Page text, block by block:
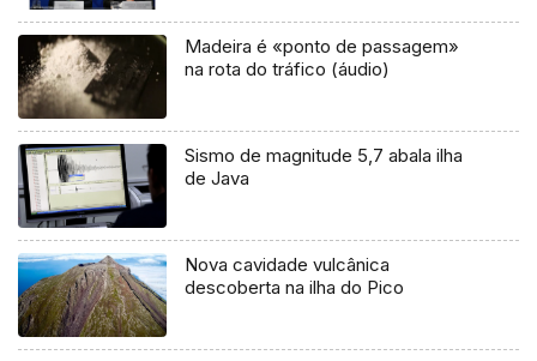
Madeira é «ponto de passagem»
na rota do tráfico (áudio)
Sismo de magnitude 5,7 abala ilha
de Java
Nova cavidade vulcânica
descoberta na ilha do Pico